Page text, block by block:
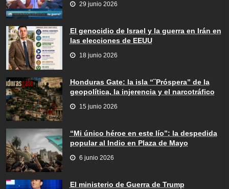
29 junio 2026
El genocidio de Israel y la guerra en Irán en
las elecciones de EEUU
18 junio 2026
Honduras Gate: la isla “¨Próspera” de la
geopolítica, la injerencia y el narcotráfico
15 junio 2026
“Mi único héroe en este lío”: la despedida
popular al Indio en Plaza de Mayo
6 junio 2026
El ministerio de Guerra de Trump